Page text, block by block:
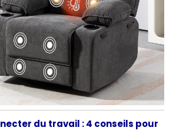
du travail : 4 conseils pour